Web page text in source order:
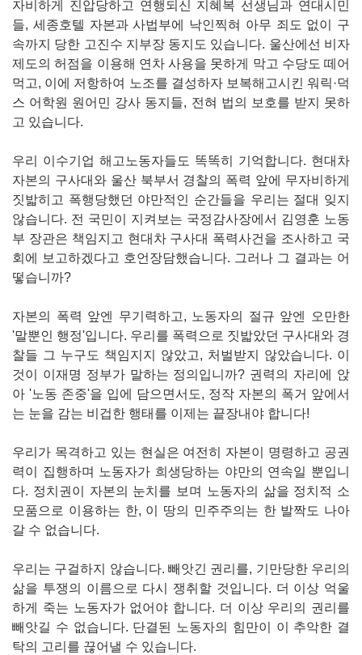
자비하게 진압당하고 연행되신 지혜복 선생님과 연대시민
들, 세종호텔 자본과 사법부에 낙인찍혀 아무 죄도 없이 구
속까지 당한 고진수 지부장 동지도 있습니다. 울산에선 비자
제도의 허점을 이용해 연차 사용을 못하게 막고 수당도 떼어
먹고, 이에 저항하여 노조를 결성하자 보복해고시킨 워릭·덕
스 어학원 원어민 강사 동지들, 전혀 법의 보호를 받지 못하
고 있습니다.
​우리 이수기업 해고노동자들도 똑똑히 기억합니다. 현대차
자본의 구사대와 울산 북부서 경찰의 폭력 앞에 무자비하게
짓밟히고 폭행당했던 야만적인 순간들을 우리는 절대 잊지
않습니다. 전 국민이 지켜보는 국정감사장에서 김영훈 노동
부 장관은 책임지고 현대차 구사대 폭력사건을 조사하고 국
회에 보고하겠다고 호언장담했습니다. 그러나 그 결과는 어
떻습니까?
자본의 폭력 앞엔 무기력하고, 노동자의 절규 앞엔 오만한
'말뿐인 행정'입니다. 우리를 폭력으로 짓밟았던 구사대와 경
찰들 그 누구도 책임지지 않았고, 처벌받지 않았습니다. 이
것이 이재명 정부가 말하는 정의입니까? 권력의 자리에 앉
아 '노동 존중'을 입에 담으면서도, 정작 자본의 폭거 앞에서
는 눈을 감는 비겁한 행태를 이제는 끝장내야 합니다!
우리가 목격하고 있는 현실은 여전히 자본이 명령하고 공권
력이 집행하며 노동자가 희생당하는 야만의 연속일 뿐입니
다. 정치권이 자본의 눈치를 보며 노동자의 삶을 정치적 소
모품으로 이용하는 한, 이 땅의 민주주의는 한 발짝도 나아
갈 수 없습니다.
우리는 구걸하지 않습니다. 빼앗긴 권리를, 기만당한 우리의
삶을 투쟁의 이름으로 다시 쟁취할 것입니다. 더 이상 억울
하게 죽는 노동자가 없어야 합니다. 더 이상 우리의 권리를
빼앗길 수 없습니다. 단결된 노동자의 힘만이 이 추악한 결
탁의 고리를 끊어낼 수 있습니다.